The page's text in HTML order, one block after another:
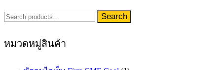
Search
for:
Search
หมวดหมู่สินค้า